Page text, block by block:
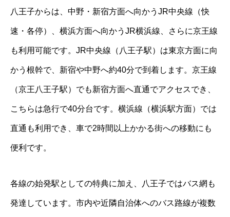
八王子からは、中野・新宿方面へ向かうJR中央線（快
速・各停）、横浜方面へ向かうJR横浜線、さらに京王線
も利用可能です。JR中央線（八王子駅）は東京方面に向
かう根幹で、新宿や中野へ約40分で到着します。京王線
（京王八王子駅）でも新宿方面へ直通でアクセスでき、
こちらは急行で40分台です。横浜線（横浜駅方面）では
直通も利用でき、車で2時間以上かかる街への移動にも
便利です。
各線の始発駅としての特典に加え、八王子ではバス網も
発達しています。市内や近隣自治体へのバス路線が複数